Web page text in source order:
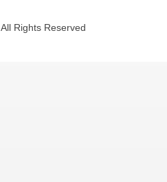
All Rights Reserved